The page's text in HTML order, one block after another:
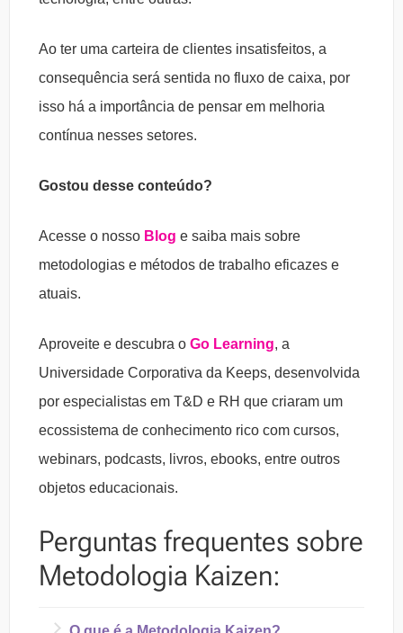
Ao ter uma carteira de clientes insatisfeitos, a
consequência será sentida no fluxo de caixa, por
isso há a importância de pensar em melhoria
contínua nesses setores.
Gostou desse conteúdo?
Acesse o nosso Blog e saiba mais sobre
metodologias e métodos de trabalho eficazes e
atuais.
Aproveite e descubra o Go Learning, a
Universidade Corporativa da Keeps, desenvolvida
por especialistas em T&D e RH que criaram um
ecossistema de conhecimento rico com cursos,
webinars, podcasts, livros, ebooks, entre outros
objetos educacionais.
Perguntas frequentes sobre
Metodologia Kaizen: